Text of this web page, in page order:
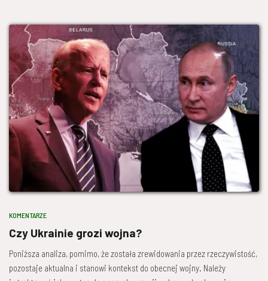
KOMENTARZE
Czy Ukrainie grozi wojna?
Poniższa analiza, pomimo, że została zrewidowania przez rzeczywistość,
pozostaje aktualna i stanowi kontekst do obecnej wojny. Należy